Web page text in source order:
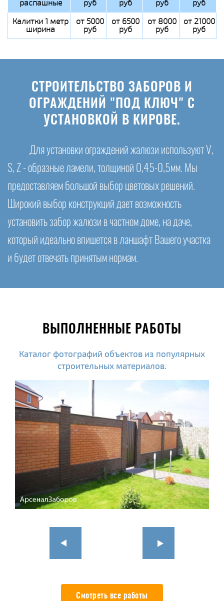
распашные руб руб руб
руб
Калитки 1 метр
ширина
от 5000
руб
от 6500
руб
от 8000
руб
от 21000
руб
СТРОИТЕЛЬСТВО ЗАБОРОВ И
ОГРАЖДЕНИЙ "ПОД КЛЮЧ" С
УСТАНОВКОЙ В КИРОВЕ.
Для установки ограждений жалюзи используют V,
S, Z - образные ламели, толщиной 0,45-0,5мм. Мы
предоставляем большой выбор цветовых решений.
Широкий выбор конструкций дает возможность
установить забор жалюзи в частном доме, на даче,
который идеально впишется в ланшафт Вашего участка
и будет отвечать принятым нормам.
ВЫПОЛНЕННЫЕ РАБОТЫ
Каталог фотографий объектов из популярных
строительных материалов.
Смотреть все работы